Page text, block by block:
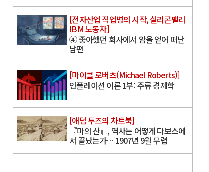
[전자산업 직업병의 시작, 실리콘밸리
IBM 노동자]
④ 좋아했던 회사에서 암을 얻어 떠난
남편
[마이클 로버츠(Michael Roberts)]
인플레이션 이론 1부: 주류 경제학
[애덤 투즈의 차트북]
『마의 산』, 역사는 어떻게 다보스에
서 끝났는가… 1907년 9월 무렵